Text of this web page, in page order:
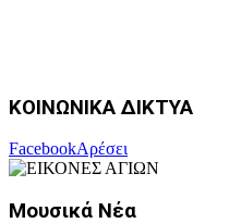
ΚΟΙΝΩΝΙΚΑ ΔΙΚΤΥΑ
FacebookΑρέσει
Μουσικά Νέα